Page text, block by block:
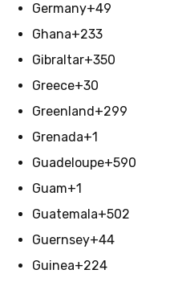
Germany+49
Ghana+233
Gibraltar+350
Greece+30
Greenland+299
Grenada+1
Guadeloupe+590
Guam+1
Guatemala+502
Guernsey+44
Guinea+224